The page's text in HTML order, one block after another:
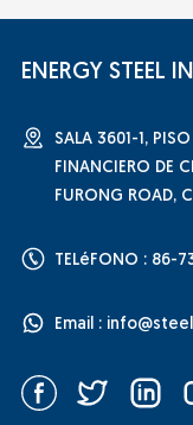
ENERGY STEEL
SALA 3601-1,
FINANCIERO DE
FURONG ROAD,
TELéFONO : 86-
Email :